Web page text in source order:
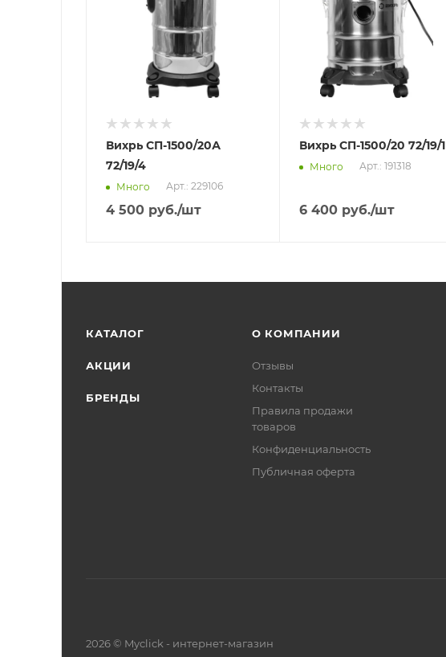
самовывоза
Вихрь СП-1500/20А
72/19/4
Много Арт.: 229106
4 500 руб./шт
самовывоза
Вихрь СП-1500/20 72/19/1
Много Арт.: 191318
6 400 руб./шт
КАТАЛОГ
АКЦИИ
БРЕНДЫ
О КОМПАНИИ
Отзывы
Контакты
Правила продажи
товаров
Конфиденциальность
Публичная оферта
2026 © Myclick - интернет-магазин